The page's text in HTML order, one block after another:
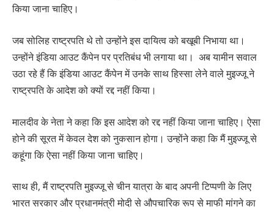
किया जाना चाहिए।
जब सोलिह राष्ट्रपति थे तो उन्होंने इस दायित्व को बखूबी निभाया था।
उन्होंने इंडिया आउट कैंपेन पर प्रतिबंध भी लगाया था। अब यामीन सवाल
उठा रहे हैं कि इंडिया आउट कैंपेन में उनके साथ हिस्सा लेने वाले मुइज्जू ने
राष्ट्रपति के आदेश को क्यों रद्द नहीं किया।
मालदीव के नेता ने कहा कि इस आदेश को रद्द नहीं किया जाना चाहिए। ऐसा
होने की सूरत में केवल देश को नुकसान होगा। उन्होंने कहा कि मैं मुइज्जू से
कहूंगा कि ऐसा नहीं किया जाना चाहिए।
साथ ही, मैं राष्ट्रपति मुइज्जू से चीन यात्रा के बाद अपनी टिप्पणी के लिए
भारत सरकार और प्रधानमंत्री मोदी से औपचारिक रूप से माफी मांगने का